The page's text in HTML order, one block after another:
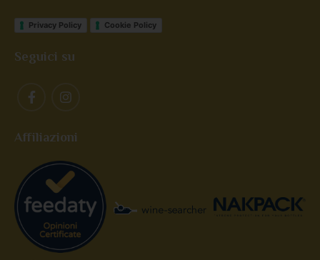
Privacy Policy Cookie Policy
Seguici su
Affiliazioni